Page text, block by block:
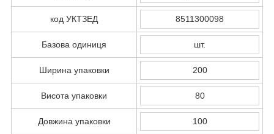
код УКТЗЕД 8511300098
Базова одиниця шт.
Ширина упаковки 200
Висота упаковки 80
Довжина упаковки 100